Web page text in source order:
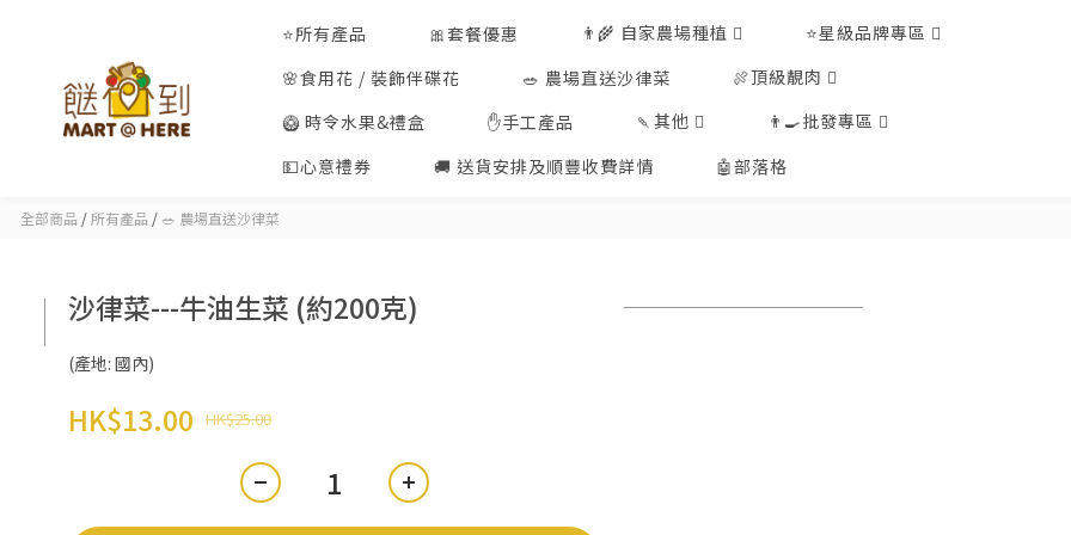
⭐所有產品 🎀套餐優惠 👨‍🌾 自家農場種植
⭐星級品牌專區
🌸食用花 / 裝飾伴碟花
🥗 農場直送沙律菜
🍖頂級靚肉
🥝 時令水果&禮盒
✋手工產品 🍡其他
👨‍🍳批發專區
💵心意禮券
🚚 送貨安排及順豐收費詳情 🤖部落格
全部商品 /所有產品 / 🥗 農場直送沙律菜
沙律菜---牛油生菜 (約200克)
(產地: 國內)
HK$25.00
HK$13.00